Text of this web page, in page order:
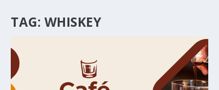
TAG: WHISKEY